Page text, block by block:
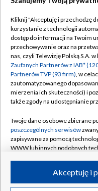
Abonament TVP
Emisja w TVP
Centrum informacji
Naziemna Telewizja
Rada Programowa
System NOS
Informacje o nadawcy
Program dla prasy
©2026
Kliknij "Akceptuję i przechodzę
korzystanie z technologii
dostęp do informacji na Twoim
przechowywanie oraz na
nas, czyli Telewizję Polską S.A.
Zaufanych Partnerów z IAB*
Partnerów TVP (93 firm), w
zautomatyzowanego
mierzenia ich skuteczności) i
także zgody na udostępnianie
Twoje dane osobowe zbierane
poszczególnych serwisów
zapisywane za pomocą
WWW lub innych podobnych
ruchu w Internecie.Akceptuję i